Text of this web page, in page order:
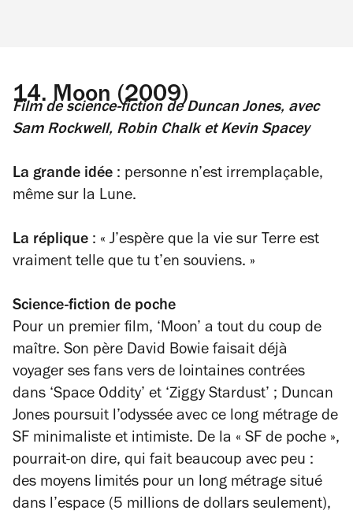
14.Moon (2009)
Film de science-fiction de Duncan Jones, avec
Sam Rockwell, Robin Chalk et Kevin Spacey
La grande idée : personne n’est irremplaçable,
même sur la Lune.
La réplique : « J’espère que la vie sur Terre est
vraiment telle que tu t’en souviens. »
Science-fiction de poche
Pour un premier film, ‘Moon’ a tout du coup de
maître. Son père David Bowie faisait déjà
voyager ses fans vers de lointaines contrées
dans ‘Space Oddity’ et ‘Ziggy Stardust’ ; Duncan
Jones poursuit l’odyssée avec ce long métrage de
SF minimaliste et intimiste. De la « SF de poche »,
pourrait-on dire, qui fait beaucoup avec peu :
des moyens limités pour un long métrage situé
dans l’espace (5 millions de dollars seulement),